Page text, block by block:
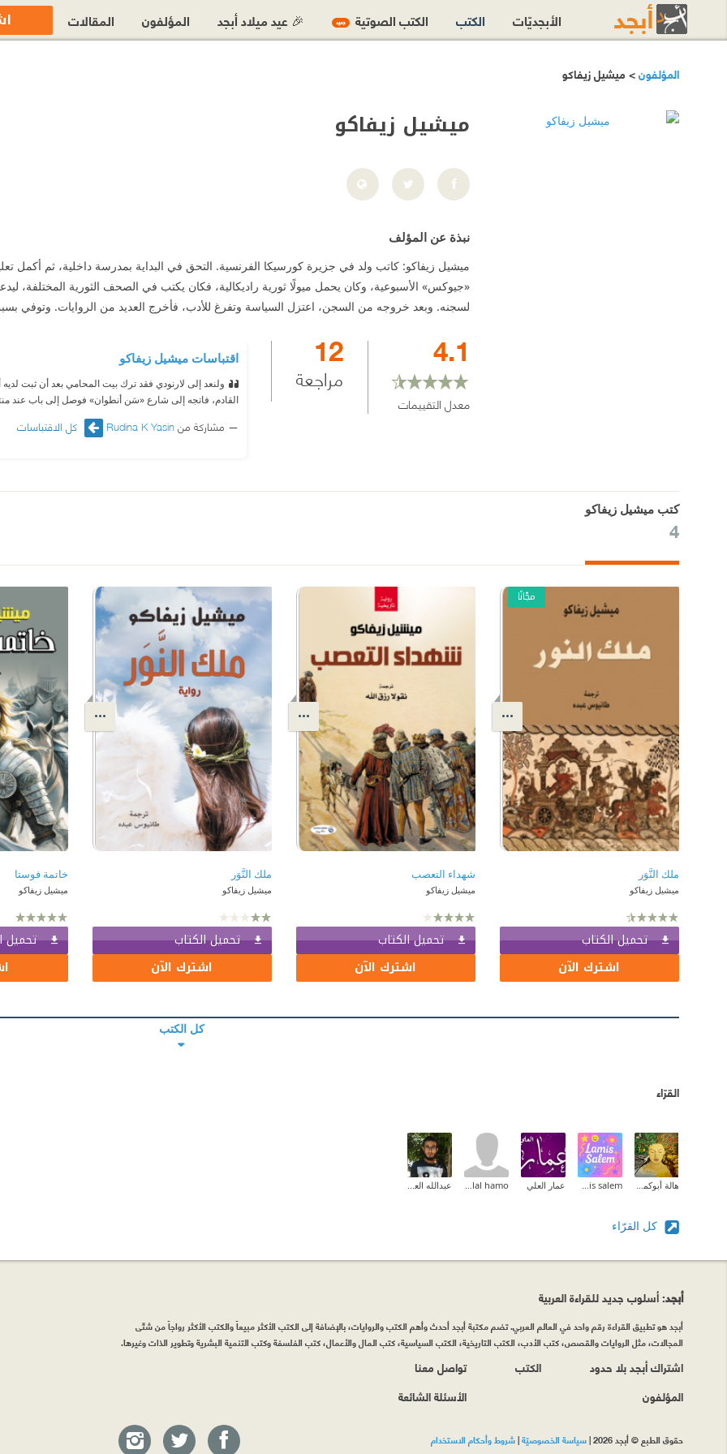
المؤلفون> ميشيل زيفاكو
ميشيل زيفاكو
نبذة عن المؤلف
«جيوكس» الأسبوعية، وكان يحمل ميولًا ثورية راديكالية، فكان يكتب في الصحف الثورية المختلفة،
لسجنه. وبعد خروجه من السجن، اعتزل السياسة وتفرغ للأدب، فأخرج العديد من الروايات. وتوفي بسبب السرطان عام ١٩١٨م مخلفًا وراءه
4.1
معدل التقييمات
12
مراجعة
اقتباسات ميشيل زيفاكو
ولنعد إلى لارنودي فقد ترك بيت المحامي بعد أن ثبت
القادم، فاتجه إلى شارع «سَن أنطوان» فوصل إلى باب عند
مشاركة منRudina K Yasin كل الاقتباسات
كتب ميشيل زيفاكو
4
ملك النَّوَر
ميشيل زيفاكو
تحميل الكتاب
مجّانًا
اشترك الآن
شهداء التعصب
ميشيل زيفاكو
تحميل الكتاب
اشترك الآن
ملك النَّوَر
ميشيل زيفاكو
تحميل الكتاب
اشترك الآن
خاتمة فوستا
ميشيل زيفاكو
تحميل
كل الكتب
القرّاء
عمار العلي
كل القرّاء
الأبجديّات الكتب الكتب الصوتية جديد 🎉 عيد ميلاد أبجد المؤلفون المقالات
أبجد: أسلوب جديد للقراءة العربية
أبجد هو تطبيق القراءة رقم واحد في العالم العربي. تضم مكتبة أبجد أحدث وأهم الكتب والروايات، بالإضافة إلى الكتب الأكثر مبيعاً والكتب الأكثر رواجاً من شتّى
المجالات، مثل الروايات والقصص، كتب الأدب، الكتب التاريخية، الكتب السياسية، كتب المال والأعمال، كتب الفلسفة وكتب التنمية البشرية وتطوير الذات وغيرها.
اشتراك أبجد بلا حدود
المؤلفون
الكتب
تواصل معنا
الأسئلة الشائعة
حقوق الطبع © أبجد 2026 |سياسة الخصوصيّة|شروط وأحكام الاستخدام